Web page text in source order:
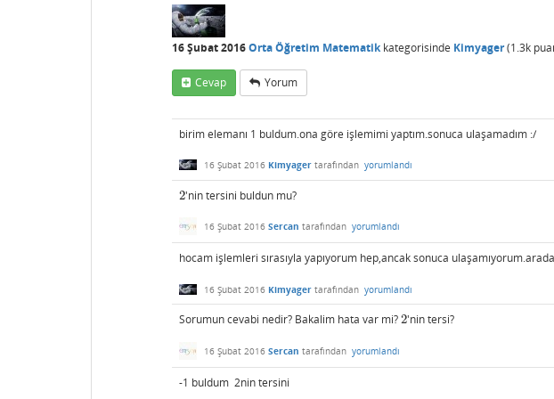
16 Şubat 2016Orta Öğretim Matematikkategorisinde Kimyager(1.3k
Cevap Yorum
birim elemanı 1 buldum.ona göre işlemimi yaptım.sonuca ulaşamadım :/
16 Şubat 2016 Kimyager tarafından yorumlandı
2
2'nin tersini buldun mu?
16 Şubat 2016 Sercan tarafından yorumlandı
hocam işlemleri sırasıyla yapıyorum hep,ancak sonuca
16 Şubat 2016 Kimyager tarafından yorumlandı
Sorumun cevabi nedir? Bakalim hata var mi?2
2'nin tersi?
16 Şubat 2016 Sercan tarafından yorumlandı
-1 buldum 2nin tersini